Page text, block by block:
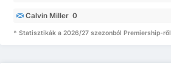
Calvin Miller 0
* Statisztikák a 2026/27 szezonból Premiership-ről